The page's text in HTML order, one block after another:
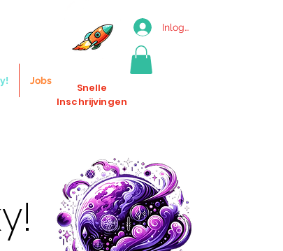
Inloggen
Jobs
Snelle
Inschrijvingen